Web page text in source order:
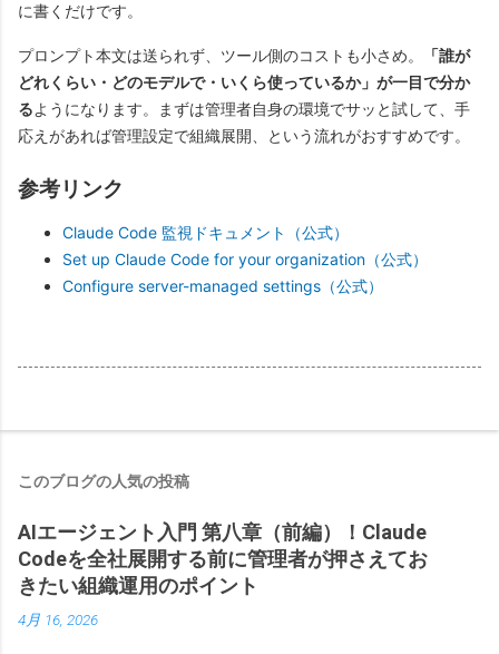
に書くだけです。
プロンプト本文は送られず、ツール側のコストも小さめ。
「誰が
どれくらい・どのモデルで・いくら使っているか」が一目で分か
るようになります。まずは管理者自身の環境でサッと試して、手
応えがあれば管理設定で組織展開、という流れがおすすめです。
参考リンク
Claude Code 監視ドキュメント（公式）
Set up Claude Code for your organization（公式）
Configure server-managed settings（公式）
このブログの人気の投稿
AIエージェント入門 第八章（前編）！Claude
Codeを全社展開する前に管理者が押さえてお
きたい組織運用のポイント
4月 16, 2026